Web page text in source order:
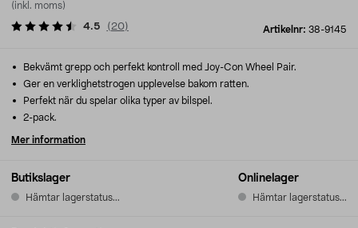
(inkl. moms)
Artikelnr: 38-9145
4.5 ( 20)
Butikslager
Hämtar lagerstatus...
Onlinelager
Hämtar lagerstatus...
Bekvämt grepp och perfekt kontroll med Joy-Con Wheel Pair.
Ger en verklighetstrogen upplevelse bakom ratten.
Perfekt när du spelar olika typer av bilspel.
2-pack.
Mer information